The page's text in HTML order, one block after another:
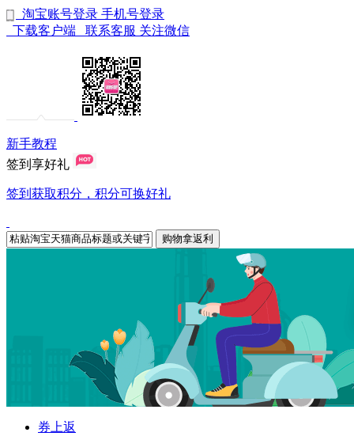
淘宝账号登录 手机号登录
下载客户端
联系客服 关注微信
新手教程
签到享好礼
签到获取积分，积分可换好礼
购物拿返利
券上返